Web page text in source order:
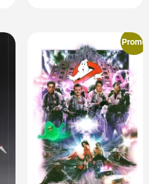
Promo